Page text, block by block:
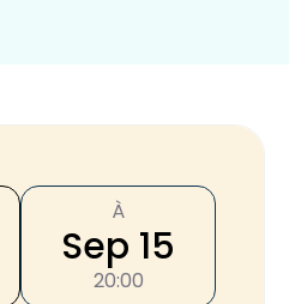
À
Sep 15
20:00